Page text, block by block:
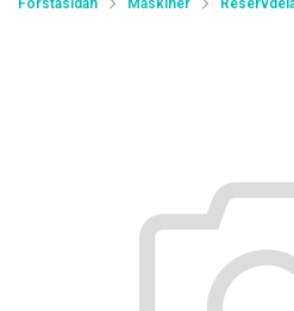
Förstasidan Maskiner